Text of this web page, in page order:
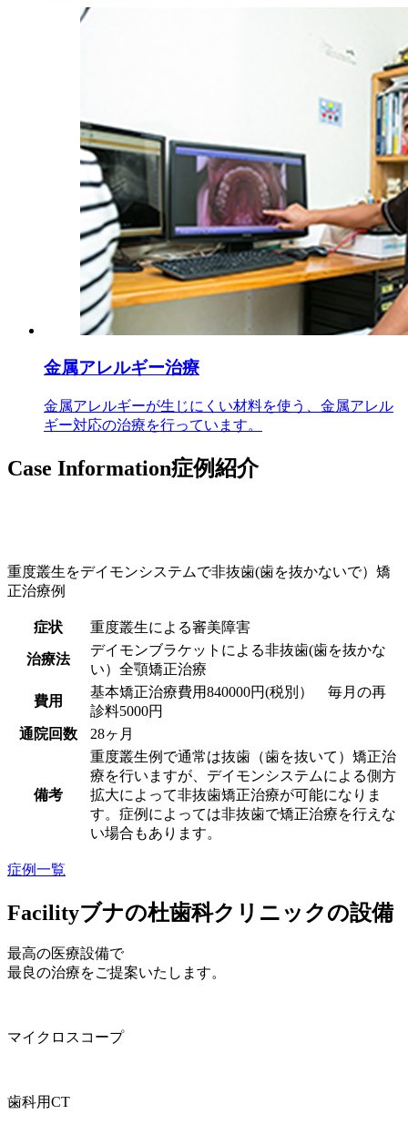
金属アレルギー治療
金属アレルギーが生じにくい材料を使う、金属アレル
ギー対応の治療を行っています。
Case Information症例紹介
重度叢生をデイモンシステムで非抜歯(歯を抜かないで）矯
正治療例
症状 重度叢生による審美障害
治療法
デイモンブラケットによる非抜歯(歯を抜かな
い）全顎矯正治療
費用
基本矯正治療費用840000円(税別） 毎月の再
診料5000円
通院回数
28ヶ月
備考
重度叢生例で通常は抜歯（歯を抜いて）矯正治
療を行いますが、デイモンシステムによる側方
拡大によって非抜歯矯正治療が可能になりま
す。症例によっては非抜歯で矯正治療を行えな
い場合もあります。
症例一覧
Facilityブナの杜歯科クリニックの設備
最高の医療設備で
最良の治療をご提案いたします。
マイクロスコープ
歯科用CT